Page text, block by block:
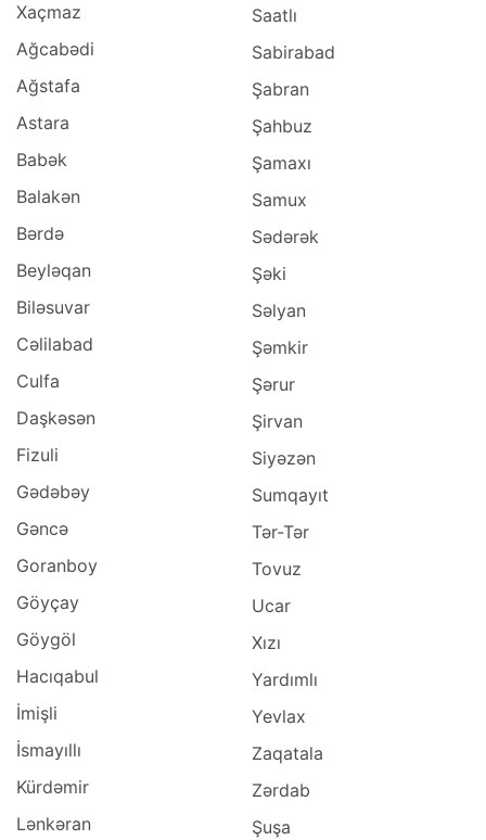
Xaçmaz
Ağcabədi
Ağstafa
Astara
Babək
Balakən
Bərdə
Beyləqan
Biləsuvar
Cəlilabad
Culfa
Daşkəsən
Fizuli
Gədəbəy
Gəncə
Goranboy
Göyçay
Göygöl
Hacıqabul
İmişli
İsmayıllı
Kürdəmir
Lənkəran
Saatlı
Sabirabad
Şabran
Şahbuz
Şamaxı
Samux
Sədərək
Şəki
Səlyan
Şəmkir
Şərur
Şirvan
Siyəzən
Sumqayıt
Tər-Tər
Tovuz
Ucar
Xızı
Yardımlı
Yevlax
Zaqatala
Zərdab
Şuşa